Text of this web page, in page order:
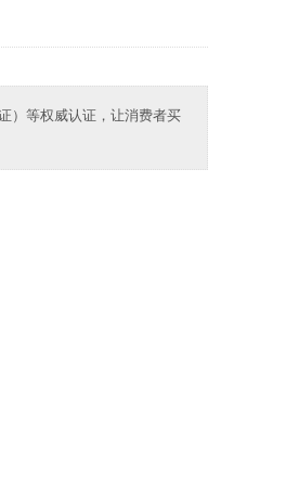
）等权威认证，让消费者买